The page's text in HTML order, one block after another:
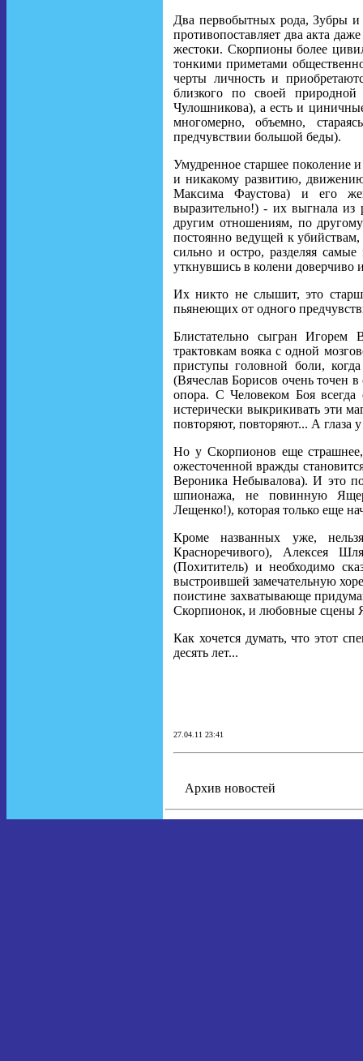
Два первобытных рода, Зубры и
противопоставляет два акта
жестоки. Скорпионы более
тонкими приметами
черты личность и
близкого по своей
Чулошникова), а есть и
многомерно, объемно,
предчувствии большой беды).
Умудренное старшее поколение
и никакому развитию,
Максима Фаустова) и его
выразительно!) - их выгнала из
другим отношениям, по
постоянно ведущей к
сильно и остро, разделяя
уткнувшись в колени
Их никто не слышит, это
пьянеющих от одного
Блистательно сыгран
трактовкам вояка с одной
приступы головной боли,
(Вячеслав Борисов очень точен
опора. С Человеком Боя
истерически выкрикивать эти
повторяют, повторяют... А глаза
Но у Скорпионов еще
ожесточенной вражды
Вероника Небывалова). И это
шпионажа, не повинную
Лещенко!), которая только еще
Кроме названных уже,
Красноречивого), Алексея
(Похититель) и необходимо
выстроившей замечательную
поистине захватывающе
Скорпионок, и любовные сцены
Как хочется думать, что этот
десять лет...
27.04.11 23:41
Архив новостей